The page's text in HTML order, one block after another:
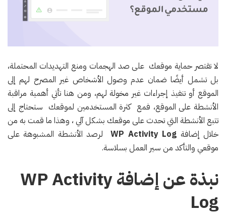
لا تقتصر حماية موقعك على صد الهجمات ومنع التهديدات المحتملة،
بل تشمل أيضًا ضمان عدم وصول الأشخاص غير المصرح لهم إلى
الموقع أو تنفيذ إجراءات غير مخولة لهم، ومن هنا تأتي أهمية مراقبة
الأنشطة على الموقع، فمع كثرة المستخدمين لموقعك ستحتاج إلى
تتبع الأنشطة التي تحدث على موقعك بشكل آلي ، وهذا ما قمت به من
خلال إضافة WP Activity Logلرصد الأنشطة المشبوهة على
موقعي والتأكد من سير العمل بسلاسة.
نبذة عن إضافة WP Activity
Log